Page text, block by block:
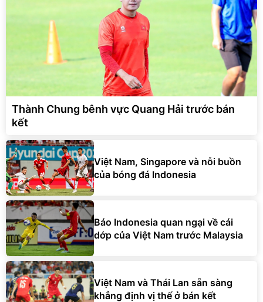
Thành Chung bênh vực Quang Hải trước bán
kết
Việt Nam, Singapore và nỗi buồn
của bóng đá Indonesia
Báo Indonesia quan ngại về cái
dớp của Việt Nam trước Malaysia
Việt Nam và Thái Lan sẵn sàng
khẳng định vị thế ở bán kết